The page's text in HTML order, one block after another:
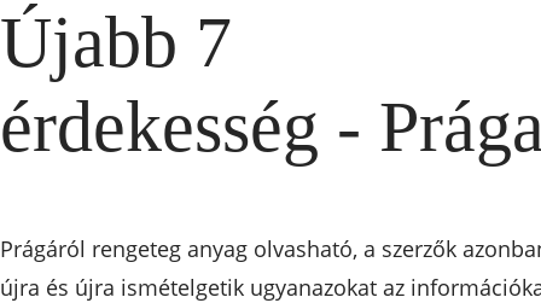
Újabb 7
érdekesség -
Prágáról rengeteg anyag olvasható, a szerzők
újra és újra ismételgetik ugyanazokat az